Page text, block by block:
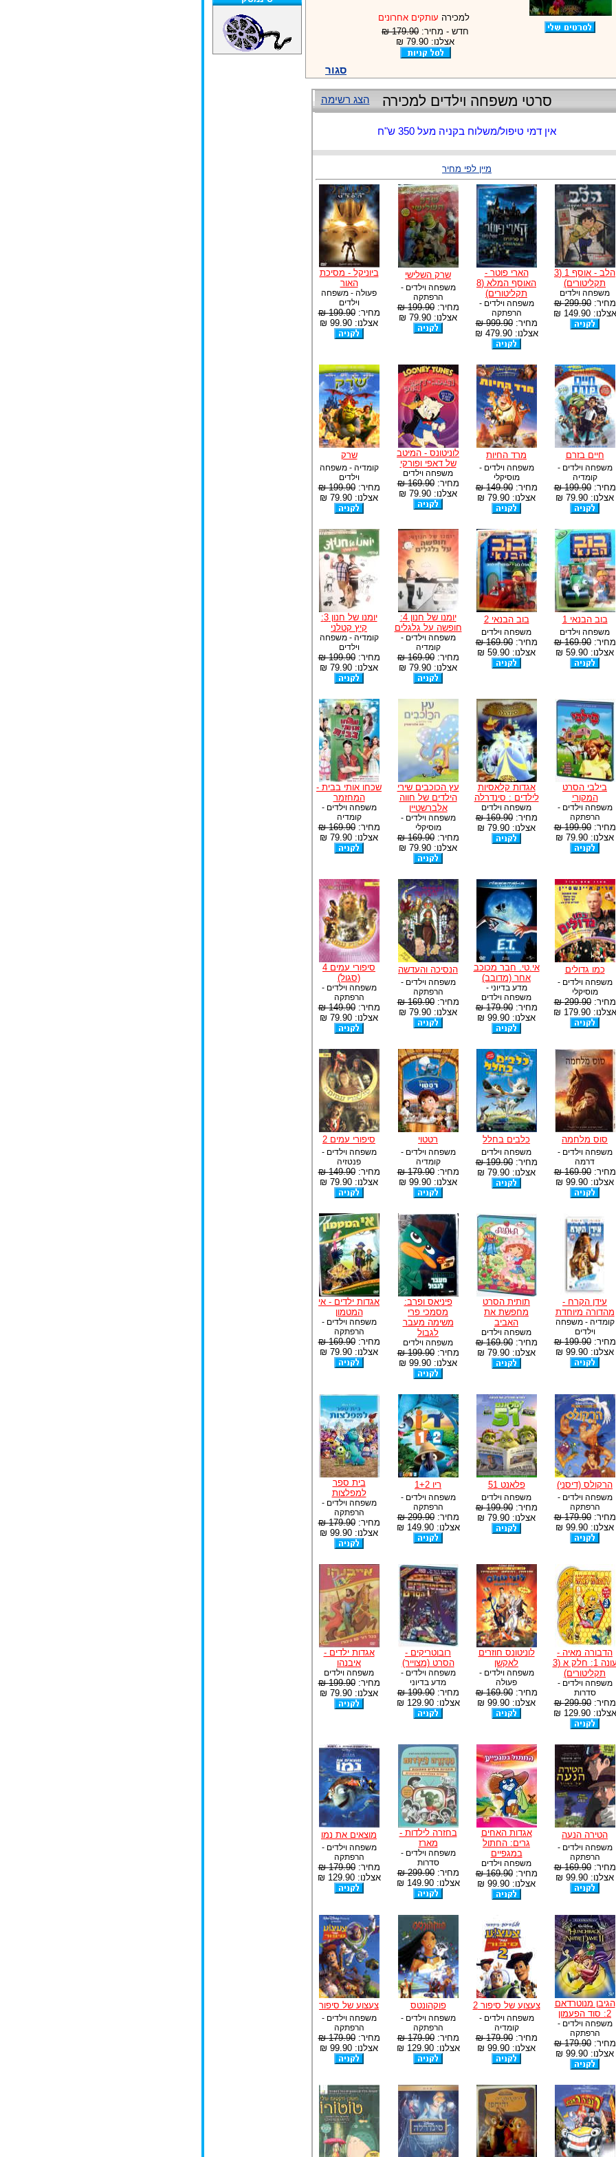
למכירה עותקים אחרונים
חדש - מחיר: 179.90 ₪
אצלנו: 79.90 ₪
סגור
הצג רשימה סרטי משפחה וילדים למכירה
אין דמי טיפול/משלוח בקניה מעל 350 ש"ח
מיין לפי מחיר
הלב - אוסף 1 (3
תקליטורים)
משפחה וילדים
מחיר:299.90 ₪
אצלנו: 149.90 ₪
הארי פוטר -
האוסף המלא (8
תקליטורים)
משפחה וילדים -
הרפתקה
מחיר:999.90 ₪
אצלנו: 479.90 ₪
שרק השלישי
משפחה וילדים -
הרפתקה
מחיר:199.90 ₪
אצלנו: 79.90 ₪
ביוניקל - מסיכת
האור
פעולה - משפחה
וילדים
מחיר:199.90 ₪
אצלנו: 99.90 ₪
חיים בזרם
משפחה וילדים -
קומדיה
מחיר:199.90 ₪
אצלנו: 79.90 ₪
מרד החיות
משפחה וילדים -
מוסיקלי
מחיר:149.90 ₪
אצלנו: 79.90 ₪
לוניטונס - המיטב
של דאפי ופורקי
משפחה וילדים
מחיר:169.90 ₪
אצלנו: 79.90 ₪
שרק
קומדיה - משפחה
וילדים
מחיר:199.90 ₪
אצלנו: 79.90 ₪
בוב הבנאי 1
משפחה וילדים
מחיר:169.90 ₪
אצלנו: 59.90 ₪
בוב הבנאי 2
משפחה וילדים
מחיר:169.90 ₪
אצלנו: 59.90 ₪
יומנו של חנון 4:
חופשה על גלגלים
משפחה וילדים -
קומדיה
מחיר:169.90 ₪
אצלנו: 79.90 ₪
יומנו של חנון 3:
קיץ קטלני
קומדיה - משפחה
וילדים
מחיר:199.90 ₪
אצלנו: 79.90 ₪
בילבי הסרט
המקורי
משפחה וילדים -
הרפתקה
מחיר:199.90 ₪
אצלנו: 79.90 ₪
אגדות קלאסיות
לילדים : סינדרלה
משפחה וילדים
מחיר:169.90 ₪
אצלנו: 79.90 ₪
עץ הכוכבים שירי
הילדים של חווה
אלברשטיין
משפחה וילדים -
מוסיקלי
מחיר:169.90 ₪
אצלנו: 79.90 ₪
שכחו אותי בבית -
המחזמר
משפחה וילדים -
קומדיה
מחיר:169.90 ₪
אצלנו: 79.90 ₪
כמו גדולים
משפחה וילדים -
מוסיקלי
מחיר:299.90 ₪
אצלנו: 179.90 ₪
אי.טי. חבר מכוכב
אחר (מדובב)
מדע בדיוני -
משפחה וילדים
מחיר:179.90 ₪
אצלנו: 99.90 ₪
הנסיכה והעדשה
משפחה וילדים -
הרפתקה
מחיר:169.90 ₪
אצלנו: 79.90 ₪
סיפורי עמים 4
(סגול)
משפחה וילדים -
הרפתקה
מחיר:149.90 ₪
אצלנו: 79.90 ₪
סוס מלחמה
משפחה וילדים -
דרמה
מחיר:169.90 ₪
אצלנו: 99.90 ₪
כלבים בחלל
משפחה וילדים
מחיר:199.90 ₪
אצלנו: 79.90 ₪
רטטוי
משפחה וילדים -
קומדיה
מחיר:179.90 ₪
אצלנו: 99.90 ₪
סיפורי עמים 2
משפחה וילדים -
פנטזיה
מחיר:149.90 ₪
אצלנו: 79.90 ₪
עידן הקרח -
מהדורה מיוחדת
קומדיה - משפחה
וילדים
מחיר:199.90 ₪
אצלנו: 99.90 ₪
תותית הסרט
מחפשת את
האביב
משפחה וילדים
מחיר:169.90 ₪
אצלנו: 79.90 ₪
פיניאס ופרב:
מסמכי פרי
משימה מעבר
לגבול
משפחה וילדים
מחיר:199.90 ₪
אצלנו: 99.90 ₪
אגדות ילדים - אי
המטמון
משפחה וילדים -
הרפתקה
מחיר:169.90 ₪
אצלנו: 79.90 ₪
הרקולס (דיסני)
משפחה וילדים -
הרפתקה
מחיר:179.90 ₪
אצלנו: 99.90 ₪
פלאנט 51
משפחה וילדים
מחיר:199.90 ₪
אצלנו: 79.90 ₪
ריו 1+2
משפחה וילדים -
הרפתקה
מחיר:299.90 ₪
אצלנו: 149.90 ₪
בית ספר
למפלצות
משפחה וילדים -
הרפתקה
מחיר:179.90 ₪
אצלנו: 99.90 ₪
הדבורה מאיה -
עונה 1: חלק א (3
תקליטורים)
משפחה וילדים -
סדרות
מחיר:299.90 ₪
אצלנו: 129.90 ₪
לוניטונס חוזרים
לאקשן
משפחה וילדים -
פעולה
מחיר:169.90 ₪
אצלנו: 99.90 ₪
רובוטריקים -
הסרט (מצוייר)
משפחה וילדים -
מדע בדיוני
מחיר:199.90 ₪
אצלנו: 129.90 ₪
אגדות ילדים -
איבנהו
משפחה וילדים
מחיר:199.90 ₪
אצלנו: 79.90 ₪
הטירה הנעה
משפחה וילדים -
הרפתקה
מחיר:169.90 ₪
אצלנו: 99.90 ₪
אגדות האחים
גרים: החתול
במגפיים
משפחה וילדים
מחיר:169.90 ₪
אצלנו: 99.90 ₪
בחזרה לילדות -
מארז
משפחה וילדים -
סדרות
מחיר:299.90 ₪
אצלנו: 149.90 ₪
מוצאים את נמו
משפחה וילדים -
הרפתקה
מחיר:179.90 ₪
אצלנו: 129.90 ₪
הגיבן מנוטרדאם
2: סוד הפעמון
משפחה וילדים -
הרפתקה
מחיר:179.90 ₪
אצלנו: 99.90 ₪
צעצוע של סיפור 2
משפחה וילדים -
קומדיה
מחיר:179.90 ₪
אצלנו: 99.90 ₪
פוקהונטס
משפחה וילדים -
הרפתקה
מחיר:179.90 ₪
אצלנו: 129.90 ₪
צעצוע של סיפור
משפחה וילדים -
הרפתקה
מחיר:179.90 ₪
אצלנו: 99.90 ₪